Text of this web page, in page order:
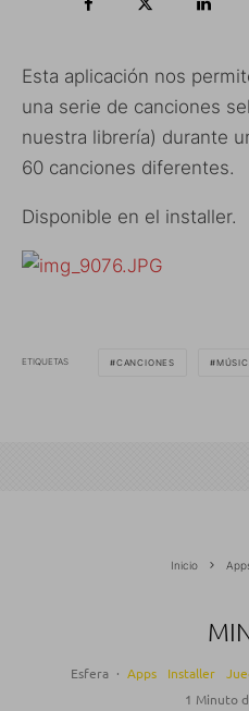
Esta aplicación nos
una serie de canciones
nuestra librería) durante
60 canciones diferentes.
Disponible en el installer.
ETIQUETAS CANCIONES
Inicio
Esfera · Apps Installer
1 Minuto